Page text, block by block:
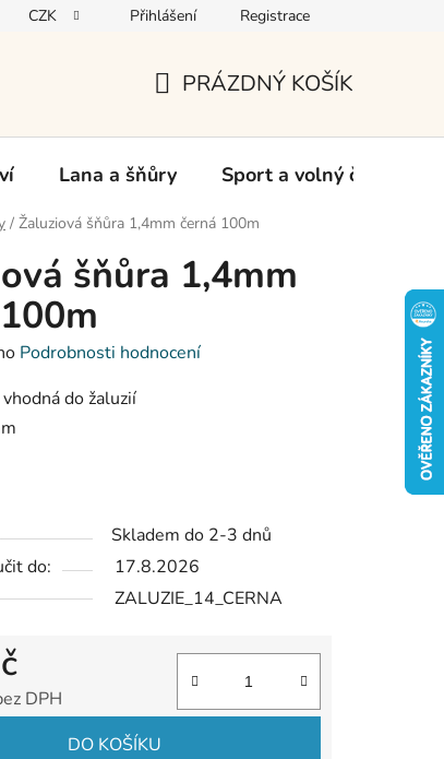
CZK Přihlášení Registrace
KOŠÍK
PRÁZDNÝ KOŠÍK
Lana a šňůry Sport a volný čas
/ Žaluziová šňůra 1,4mm černá 100m
šňůra 1,4mm
Podrobnosti hodnocení
do žaluzií
Skladem do 2-3 dnů
do:
17.8.2026
ZALUZIE_14_CERNA
DPH
DO KOŠÍKU